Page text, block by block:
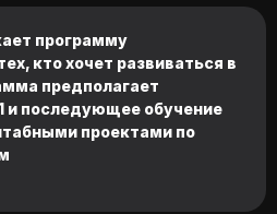
программу
кто хочет развиваться в
предполагает
и последующее обучение
проектами по